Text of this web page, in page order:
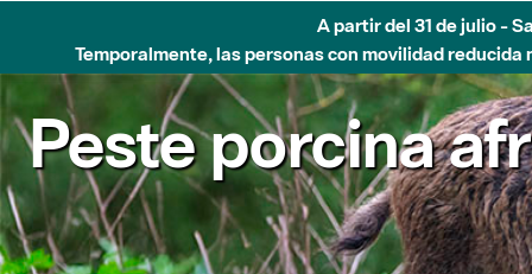
A partir del 31 de julio -
Temporalmente, las personas con movilidad
Peste porcina